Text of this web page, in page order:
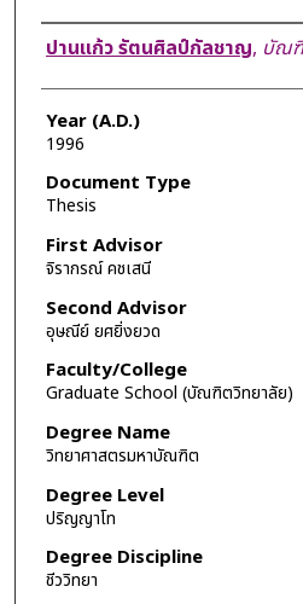
Author
ปานแก้ว รัตนศิลป์กัลชาญ, บัณ
Year (A.D.)
1996
Document Type
Thesis
First Advisor
จิรากรณ์ คชเสนี
Second Advisor
อุษณีย์ ยศยิ่งยวด
Faculty/College
Graduate School (บัณฑิตวิทยาลัย)
Degree Name
วิทยาศาสตรมหาบัณฑิต
Degree Level
ปริญญาโท
Degree Discipline
ชีววิทยา